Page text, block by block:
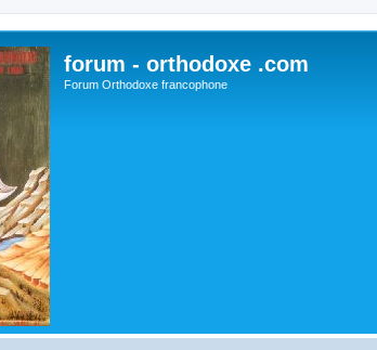
forum - orthodoxe .com
Forum Orthodoxe francophone